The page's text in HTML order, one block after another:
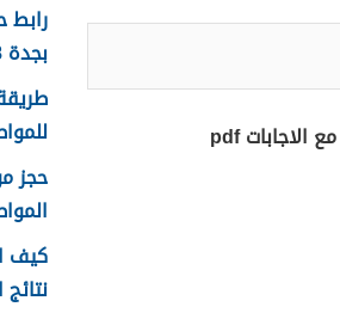
بجدة 1448
كيف
نتائج